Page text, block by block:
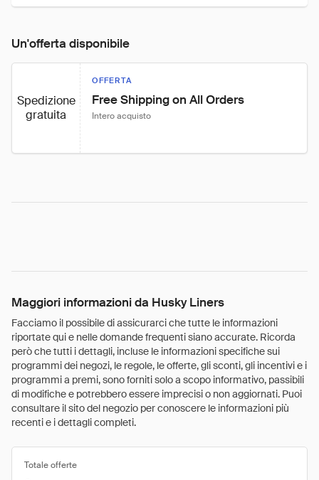
Un'offerta disponibile
Spedizione
gratuita
OFFERTA
Free Shipping on All Orders
Intero acquisto
Maggiori informazioni da Husky Liners
Facciamo il possibile di assicurarci che tutte le informazioni
riportate qui e nelle domande frequenti siano accurate. Ricorda
però che tutti i dettagli, incluse le informazioni specifiche sui
programmi dei negozi, le regole, le offerte, gli sconti, gli incentivi e i
programmi a premi, sono forniti solo a scopo informativo, passibili
di modifiche e potrebbero essere imprecisi o non aggiornati. Puoi
consultare il sito del negozio per conoscere le informazioni più
recenti e i dettagli completi.
Totale offerte